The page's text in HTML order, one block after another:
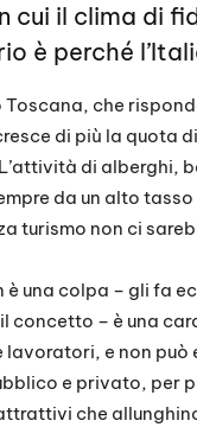
cui il clima di
è perché
che
di più la quota
di
da un alto
turismo non ci
una colpa – gli fa
concetto – è una
e non può
e privato, per
che